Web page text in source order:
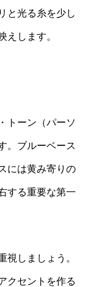
と光る糸を少し
えします。
トーン（パーソ
。ブルーベース
には黄み寄りの
する重要な第一
視しましょう。
クセントを作る